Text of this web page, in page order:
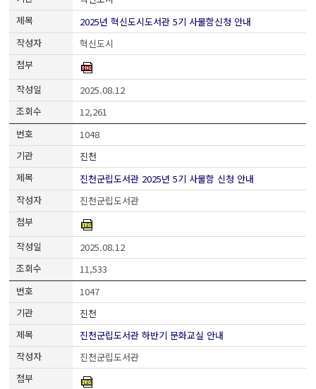
2025년 혁신도시도서관 5기 사물함신청 안내
혁신도시
2025.08.12
12,261
1048
진천
진천군립도서관 2025년 5기 사물함 신청 안내
진천군립도서관
2025.08.12
11,533
1047
진천
진천군립도서관 하반기 문화교실 안내
진천군립도서관